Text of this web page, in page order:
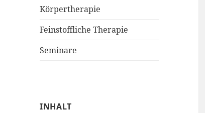
Körpertherapie
Feinstoffliche Therapie
Seminare
INHALT